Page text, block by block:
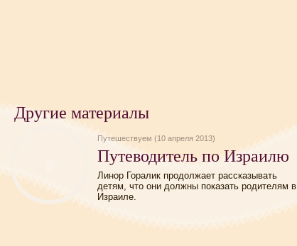
Другие материалы
Путешествуем (10 апреля 2013)
Путеводитель по Израилю
Линор Горалик продолжает рассказывать
детям, что они должны показать родителям в
Израиле.